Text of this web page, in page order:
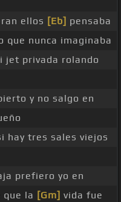
ellos [Eb] pensaba
que nunca imaginaba
jet privada rolando
y no salgo en
hay tres sales viejos
prefiero yo en
que la [Gm] vida fue